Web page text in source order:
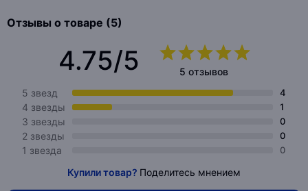
Отзывы о товаре (5)
4.75/5
5 отзывов
5 звезд
4
4 звезды 1
3 звезды 0
2 звезды 0
1 звезда 0
Купили товар? Поделитесь мнением